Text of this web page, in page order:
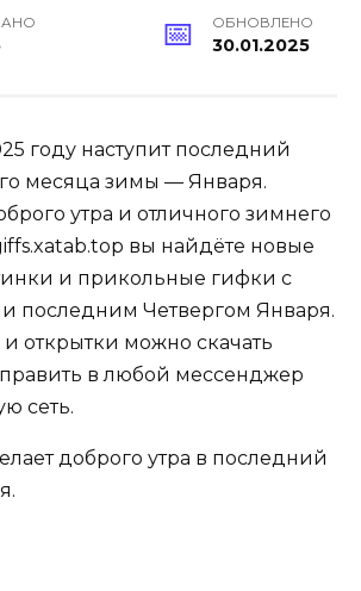
ОБНОВЛЕНО
30.01.2025
году наступит последний
месяца зимы — Января.
утра и отличного зимнего
вы найдёте новые
и прикольные гифки с
последним Четвергом Января.
открытки можно скачать
в любой мессенджер
сеть.
доброго утра в последний